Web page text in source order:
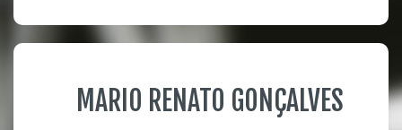
MARIO RENATO GONÇALVES